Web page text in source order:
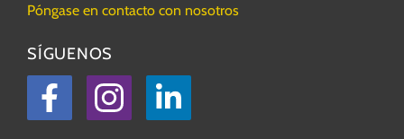
Póngase en contacto con nosotros
SÍGUENOS
Facebook
Instagram
LinkedIn